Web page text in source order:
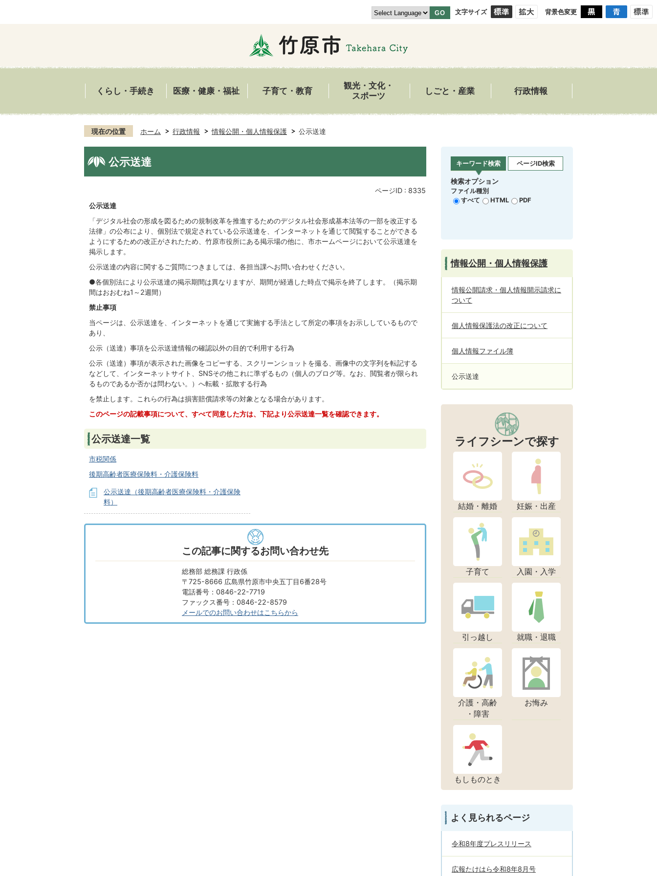
GO 文字サイズ 背景色変更
くらし・手続き 医療・健康・福祉 子育て・教育
観光・文化・
スポーツ
しごと・産業 行政情報
現在の位置 ホーム 行政情報 情報公開・個人情報保護 公示送達
公示送達
ページID : 8335
公示送達
「デジタル社会の形成を図るための規制改革を推進するためのデジタル社会形成基本法等の一部を改正する
法律」の公布により、個別法で規定されている公示送達を、インターネットを通じて閲覧することができる
ようにするための改正がされたため、竹原市役所にある掲示場の他に、市ホームページにおいて公示送達を
掲示します。
公示送達の内容に関するご質問につきましては、各担当課へお問い合わせください。
●各個別法により公示送達の掲示期間は異なりますが、期間が経過した時点で掲示を終了します。（掲示期
間はおおむね1～2週間）
禁止事項
当ページは、公示送達を、インターネットを通じて実施する手法として所定の事項をお示ししているもので
あり、
公示（送達）事項を公示送達情報の確認以外の目的で利用する行為
公示（送達）事項が表示された画像をコピーする、スクリーンショットを撮る、画像中の文字列を転記する
などして、インターネットサイト、SNSその他これに準ずるもの（個人のブログ等。なお、閲覧者が限られ
るものであるか否かは問わない。）へ転載・拡散する行為
を禁止します。これらの行為は損害賠償請求等の対象となる場合があります。
このページの記載事項について、すべて同意した方は、下記より公示送達一覧を確認できます。
公示送達一覧
市税関係
後期高齢者医療保険料・介護保険料
公示送達（後期高齢者医療保険料・介護保険
料）
この記事に関するお問い合わせ先
総務部 総務課 行政係
〒725-8666 広島県竹原市中央五丁目6番28号
電話番号：0846-22-7719
ファックス番号：0846-22-8579
メールでのお問い合わせはこちらから
キーワード検索 ページID検索
検索オプション
ファイル種別
すべて
HTML PDF
情報公開・個人情報保護
情報公開請求・個人情報開示請求に
ついて
個人情報保護法の改正について
個人情報ファイル簿
公示送達
ライフシーンで探す
結婚・離婚 妊娠・出産
子育て 入園・入学
引っ越し 就職・退職
介護・高齢
・障害
お悔み
もしものとき
よく見られるページ
令和8年度プレスリリース
広報たけはら令和8年8月号